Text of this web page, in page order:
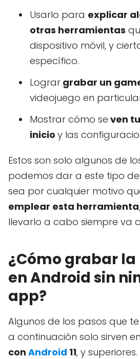
Usarlo para explicar
otras herramientas
dispositivo móvil, y
específico.
Lograr grabar un
videojuego en
Mostrar cómo se ven
inicio y las
Estos son solo algunos de
podemos dar a este tipo
sea por cualquier motivo
emplear esta herramienta
llevarlo a cabo siempre va
¿Cómo grabar
en Android sin
app?
Algunos de los pasos que
a continuación solo sirven en
con Android 11, y